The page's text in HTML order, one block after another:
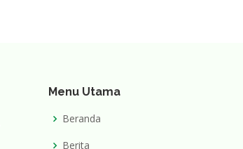
Menu Utama
Beranda
Berita